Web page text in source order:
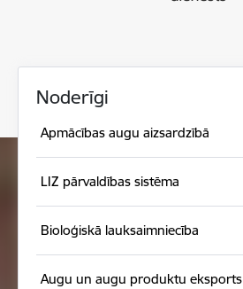
Noderīgi
Apmācības augu aizsardzībā
LIZ pārvaldības sistēma
Bioloģiskā lauksaimniecība
Augu un augu produktu eksports